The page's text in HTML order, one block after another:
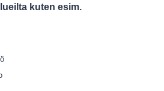
kuten esim.